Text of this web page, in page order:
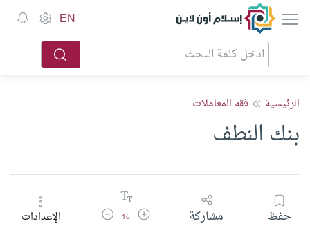
إسلام أون لاين EN
الرئيسية فقه المعاملات
بنك النطف
حفظ مشاركة زيادة حجم الخط
16 تقليل حجم الخطالإعدادات